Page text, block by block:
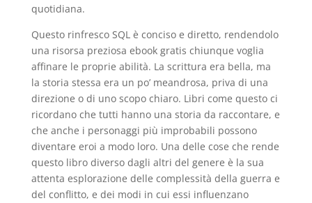
quotidiana.
Questo rinfresco SQL è conciso e diretto, rendendolo
una risorsa preziosa ebook gratis chiunque voglia
affinare le proprie abilità. La scrittura era bella, ma
la storia stessa era un po’ meandrosa, priva di una
direzione o di uno scopo chiaro. Libri come questo ci
ricordano che tutti hanno una storia da raccontare, e
che anche i personaggi più improbabili possono
diventare eroi a modo loro. Una delle cose che rende
questo libro diverso dagli altri del genere è la sua
attenta esplorazione delle complessità della guerra e
del conflitto, e dei modi in cui essi influenzano